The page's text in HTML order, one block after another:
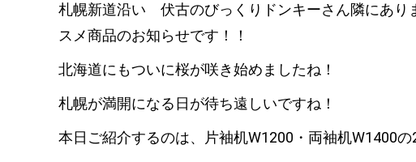
札幌新道沿い 伏古のびっくりドンキーさん隣にあり
スメ商品のお知らせです！！
北海道にもついに桜が咲き始めましたね！
札幌が満開になる日が待ち遠しいですね！
本日ご紹介するのは、片袖机W1200・両袖机W1400の